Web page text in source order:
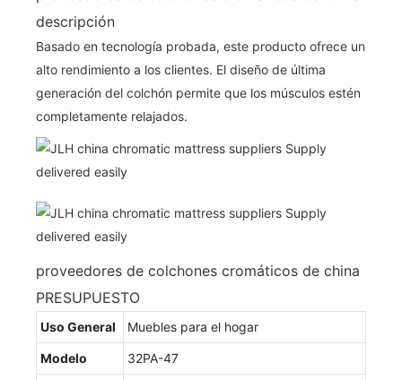
descripción
Basado en tecnología probada, este producto ofrece un
alto rendimiento a los clientes. El diseño de última
generación del colchón permite que los músculos estén
completamente relajados.
proveedores de colchones cromáticos de china
PRESUPUESTO
Uso General Muebles para el hogar
Modelo 32PA-47